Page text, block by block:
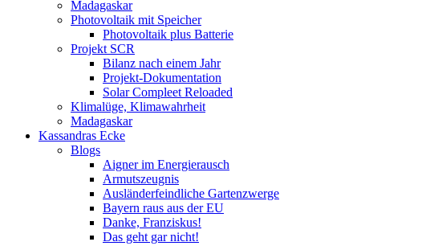
Madagaskar
Photovoltaik mit Speicher
Photovoltaik plus Batterie
Projekt SCR
Bilanz nach einem Jahr
Projekt-Dokumentation
Solar Compleet Reloaded
Klimalüge, Klimawahrheit
Madagaskar
Kassandras Ecke
Blogs
Aigner im Energierausch
Armutszeugnis
Ausländerfeindliche Gartenzwerge
Bayern raus aus der EU
Danke, Franziskus!
Das geht gar nicht!